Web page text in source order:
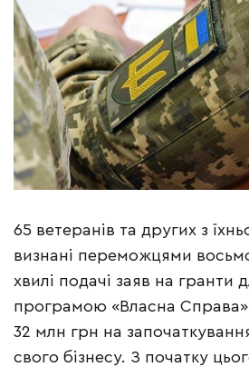
65 ветеранів та других з
визнані переможцями
хвилі подачі заяв на гранти
програмою «Власна
32 млн грн на
свого бізнесу. З початку